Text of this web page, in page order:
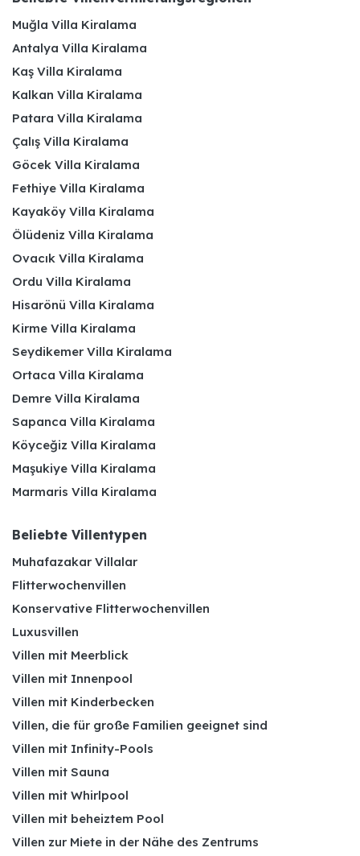
Muğla Villa Kiralama
Antalya Villa Kiralama
Kaş Villa Kiralama
Kalkan Villa Kiralama
Patara Villa Kiralama
Çalış Villa Kiralama
Göcek Villa Kiralama
Fethiye Villa Kiralama
Kayaköy Villa Kiralama
Ölüdeniz Villa Kiralama
Ovacık Villa Kiralama
Ordu Villa Kiralama
Hisarönü Villa Kiralama
Kirme Villa Kiralama
Seydikemer Villa Kiralama
Ortaca Villa Kiralama
Demre Villa Kiralama
Sapanca Villa Kiralama
Köyceğiz Villa Kiralama
Maşukiye Villa Kiralama
Marmaris Villa Kiralama
Beliebte Villentypen
Muhafazakar Villalar
Flitterwochenvillen
Konservative Flitterwochenvillen
Luxusvillen
Villen mit Meerblick
Villen mit Innenpool
Villen mit Kinderbecken
Villen, die für große Familien geeignet sind
Villen mit Infinity-Pools
Villen mit Sauna
Villen mit Whirlpool
Villen mit beheiztem Pool
Villen zur Miete in der Nähe des Zentrums